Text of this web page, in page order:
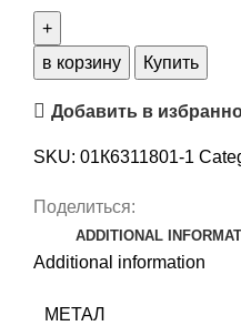
в корзину Купить
Добавить в
SKU: 01К6311801-1
Поделиться:
ADDITIONAL
Additional information
МЕТАЛ